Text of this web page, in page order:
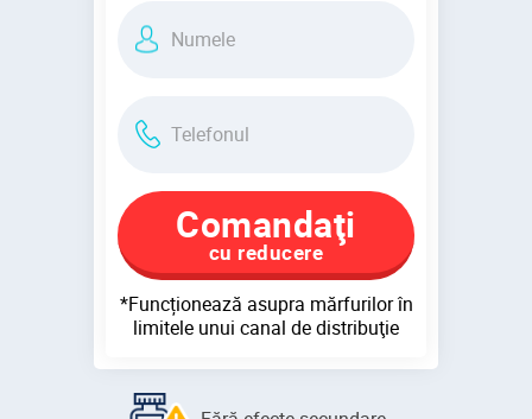
Comandaţi
cu reducere
*Funcționează asupra mărfurilor în
limitele unui canal de distribuţie